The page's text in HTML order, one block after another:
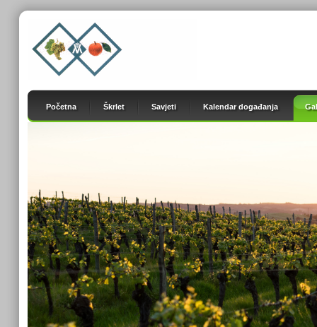
Početna Škrlet Savjeti Kalendar događanja